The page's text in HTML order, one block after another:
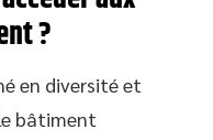
?
en diversité et
bâtiment